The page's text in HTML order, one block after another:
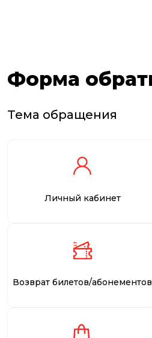
Форма
Тема обращения
Личный кабинет
Возврат билетов/абонементов